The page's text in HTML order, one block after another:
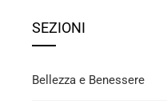
SEZIONI
Bellezza e Benessere